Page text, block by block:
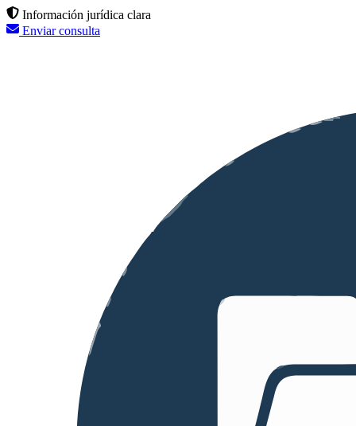
Información jurídica clara
Enviar consulta